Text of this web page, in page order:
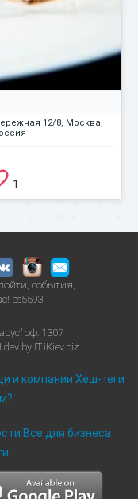
12/8, Москва,
1
события,
ps5593
оф. 1307
dev by IT.iKiev.biz
и компании Хеш-теги
Все для бизнеса